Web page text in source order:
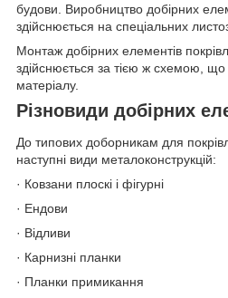
будови. Виробництво добірних
здійснюється на спеціальних
Монтаж добірних елементів
здійснюється за тією ж схемою, що
матеріалу.
Різновиди добірних
До типових доборникам для
наступні види металоконструкцій:
· Ковзани плоскі і фігурні
· Ендови
· Відливи
· Карнизні планки
· Планки примикання